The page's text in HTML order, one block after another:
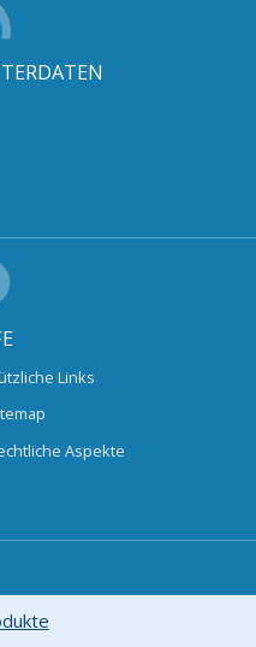
Links
Aspekte